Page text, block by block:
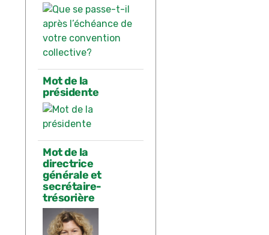
Mot de la
présidente
Mot de la
directrice
générale et
secrétaire-
trésorière